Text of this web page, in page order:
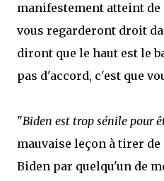
manifestement atteint de
vous regarderont droit
diront que le haut est le
pas d'accord, c'est que
"Biden est trop sénile pour
mauvaise leçon à tirer
Biden par quelqu'un de